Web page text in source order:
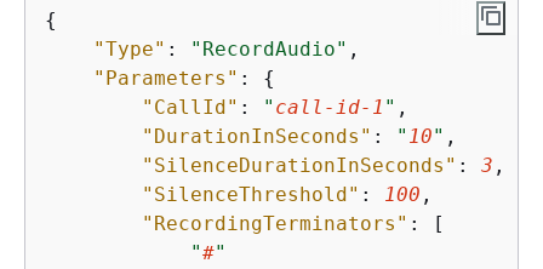
{
"Type" : "RecordAudio" ,
"Parameters" : {
"CallId" : " call-id-1 " ,
"DurationInSeconds" : " 10" ,
"SilenceDurationInSeconds" : 3 ,
"SilenceThreshold" : 100 ,
"RecordingTerminators" : [
"#"